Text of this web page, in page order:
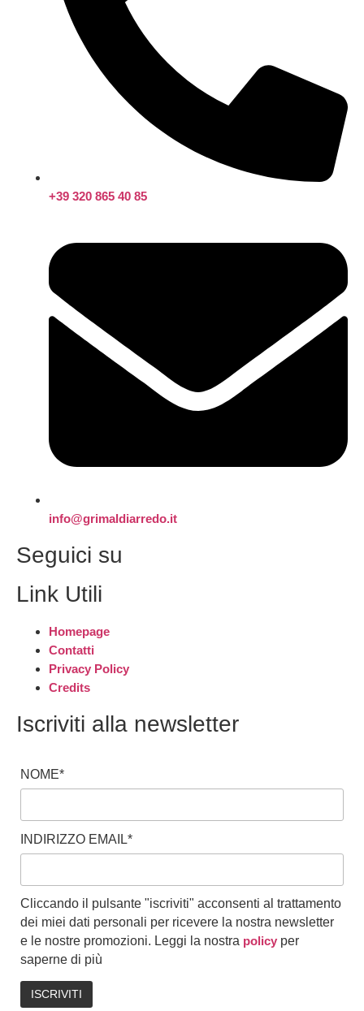
+39 320 865 40 85
info@grimaldiarredo.it
Seguici su
Link Utili
Homepage
Contatti
Privacy Policy
Credits
Iscriviti alla newsletter
NOME*
INDIRIZZO EMAIL*
Cliccando il pulsante "iscriviti" acconsenti al trattamento
dei miei dati personali per ricevere la nostra newsletter
e le nostre promozioni. Leggi la nostra policy per
saperne di più